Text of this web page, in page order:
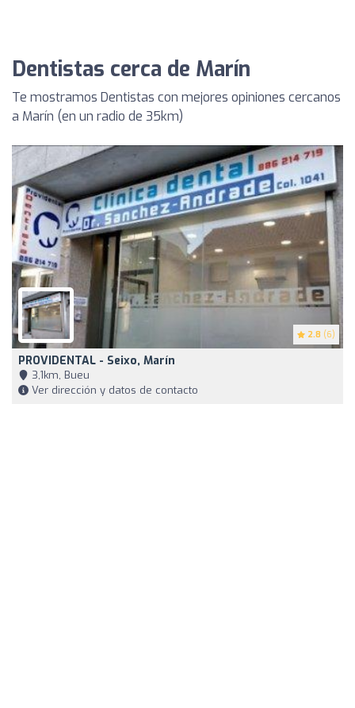
Dentistas cerca de Marín
Te mostramos Dentistas con mejores opiniones cercanos
a Marín (en un radio de 35km)
2.8 (6)
PROVIDENTAL - Seixo, Marín
3,1km, Bueu
Ver dirección y datos de contacto